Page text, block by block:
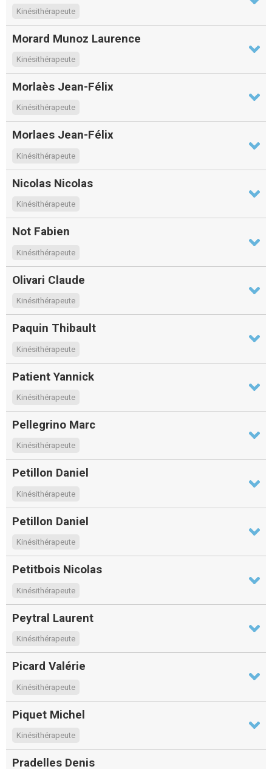
Kinésithérapeute
Morard Munoz Laurence
Kinésithérapeute
Morlaès Jean-Félix
Kinésithérapeute
Morlaes Jean-Félix
Kinésithérapeute
Nicolas Nicolas
Kinésithérapeute
Not Fabien
Kinésithérapeute
Olivari Claude
Kinésithérapeute
Paquin Thibault
Kinésithérapeute
Patient Yannick
Kinésithérapeute
Pellegrino Marc
Kinésithérapeute
Petillon Daniel
Kinésithérapeute
Petillon Daniel
Kinésithérapeute
Petitbois Nicolas
Kinésithérapeute
Peytral Laurent
Kinésithérapeute
Picard Valérie
Kinésithérapeute
Piquet Michel
Kinésithérapeute
Pradelles Denis